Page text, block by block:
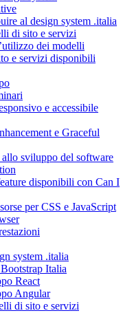
al design system .italia
di sito e servizi
dei modelli
e servizi disponibili
e accessibile
e Graceful
sviluppo del software
disponibili con Can I
per CSS e JavaScript
system .italia
Italia
React
Angular
di sito e servizi